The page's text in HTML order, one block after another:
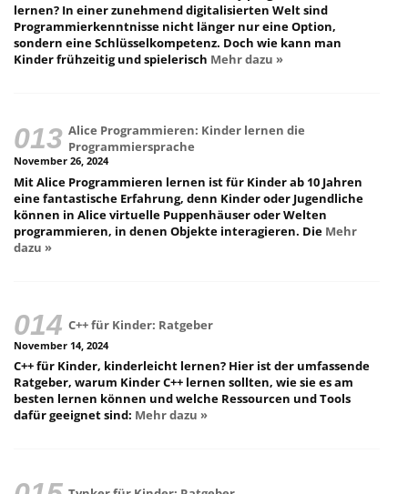
lernen? In einer zunehmend digitalisierten Welt sind
Programmierkenntnisse nicht länger nur eine Option,
sondern eine Schlüsselkompetenz. Doch wie kann man
Kinder frühzeitig und spielerisch Mehr dazu »
Alice Programmieren: Kinder lernen die
Programmiersprache
November 26, 2024
Mit Alice Programmieren lernen ist für Kinder ab 10 Jahren
eine fantastische Erfahrung, denn Kinder oder Jugendliche
können in Alice virtuelle Puppenhäuser oder Welten
programmieren, in denen Objekte interagieren. Die Mehr
dazu »
C++ für Kinder: Ratgeber
November 14, 2024
C++ für Kinder, kinderleicht lernen? Hier ist der umfassende
Ratgeber, warum Kinder C++ lernen sollten, wie sie es am
besten lernen können und welche Ressourcen und Tools
dafür geeignet sind: Mehr dazu »